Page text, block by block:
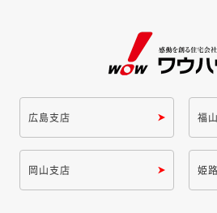
広島支店 福
岡山支店 姫